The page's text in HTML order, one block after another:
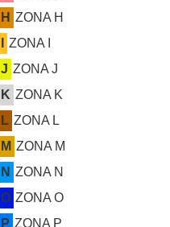
H ZONA H
ZONA I
J ZONA J
K ZONA K
L ZONA L
M ZONA M
N ZONA N
O ZONA O
P ZONA P